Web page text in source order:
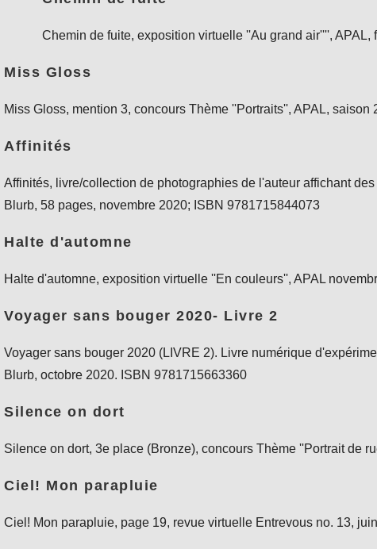
Chemin de fuite, exposition virtuelle ''Au grand air'''', APAL,
Miss Gloss
Miss Gloss, mention 3, concours Thème ''Portraits'', APAL, saison
Affinités
Affinités, livre/collection de photographies de l'auteur affichant
Blurb, 58 pages, novembre 2020; ISBN 9781715844073
Halte d'automne
Halte d'automne, exposition virtuelle ''En couleurs'', APAL
Voyager sans bouger 2020- Livre 2
Voyager sans bouger 2020 (LIVRE 2). Livre numérique
Blurb, octobre 2020. ISBN 9781715663360
Silence on dort
Silence on dort, 3e place (Bronze), concours Thème ''Portrait de
Ciel! Mon parapluie
Ciel! Mon parapluie, page 19, revue virtuelle Entrevous no. 13,